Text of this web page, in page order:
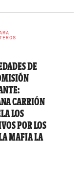
DE
CARRIÓN
LOS
POR LOS
MAFIA LA